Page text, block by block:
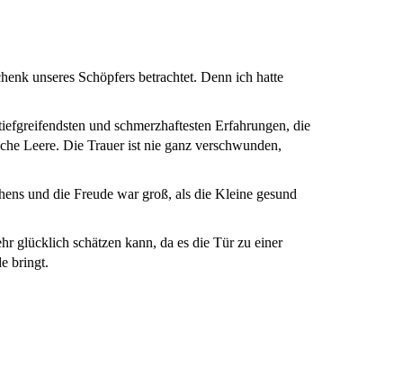
unseres Schöpfers betrachtet. Denn ich hatte
und schmerzhaftesten Erfahrungen, die
Leere. Die Trauer ist nie ganz verschwunden,
und die Freude war groß, als die Kleine gesund
glücklich schätzen kann, da es die Tür zu einer
bringt.